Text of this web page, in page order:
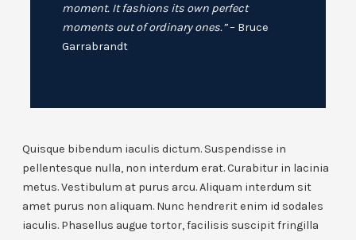
moment. It fashions its own perfect
moments out of ordinary ones.”– Bruce
Garrabrandt
Quisque bibendum iaculis dictum. Suspendisse in
pellentesque nulla, non interdum erat. Curabitur in lacinia
metus. Vestibulum at purus arcu. Aliquam interdum sit
amet purus non aliquam. Nunc hendrerit enim id sodales
iaculis. Phasellus augue tortor, facilisis suscipit fringilla